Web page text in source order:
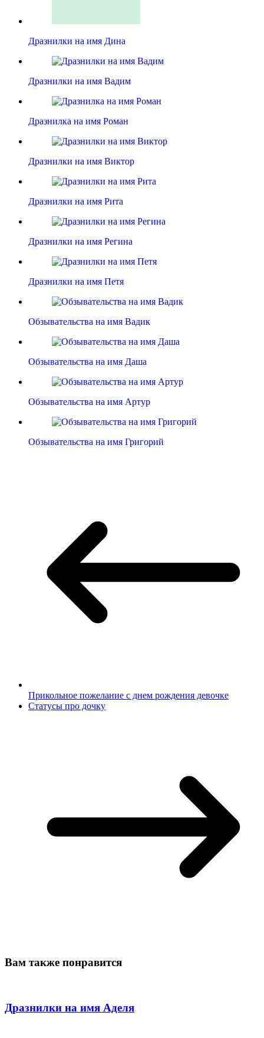
Дразнилки на имя Дина
Дразнилки на имя Вадим
Дразнилка на имя Роман
Дразнилки на имя Виктор
Дразнилки на имя Рита
Дразнилки на имя Регина
Дразнилки на имя Петя
Обзывательства на имя Вадик
Обзывательства на имя Даша
Обзывательства на имя Артур
Обзывательства на имя Григорий
Прикольное пожелание с днем рождения девочке
Статусы про дочку
Вам также понравится
Дразнилки на имя Аделя